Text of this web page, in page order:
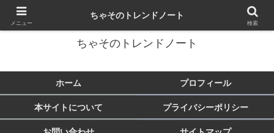
トレンド・芸能・旅行など気になることをまとめます♪
ちゃそのトレンドノート
ホーム プロフィール
本サイトについて プライバシーポリシー
メニュー
ちゃそのトレンドノート
検索